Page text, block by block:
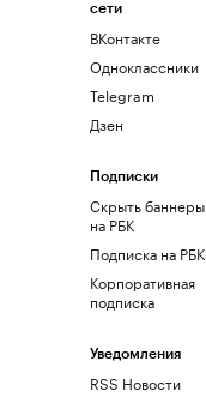
сети
ВКонтакте
Одноклассники
Telegram
Дзен
Подписки
Скрыть баннеры
на РБК
Подписка на РБК
Корпоративная
подписка
Уведомления
RSS Новости